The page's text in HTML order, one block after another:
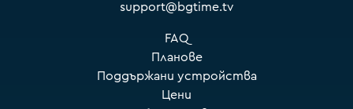
support@bgtime.tv
FAQ
Планове
Поддържани устройства
Цени